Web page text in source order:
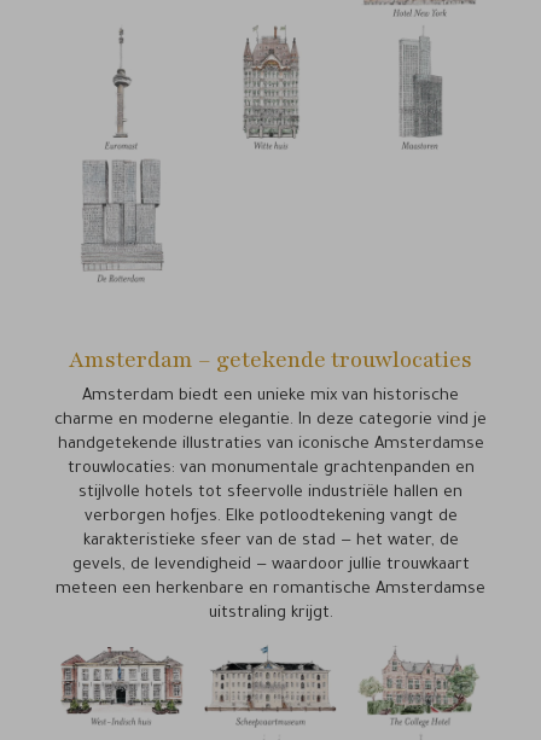
Amsterdam – getekende trouwlocaties
Amsterdam biedt een unieke mix van historische
charme en moderne elegantie. In deze categorie vind je
handgetekende illustraties van iconische Amsterdamse
trouwlocaties: van monumentale grachtenpanden en
stijlvolle hotels tot sfeervolle industriële hallen en
verborgen hofjes. Elke potloodtekening vangt de
karakteristieke sfeer van de stad — het water, de
gevels, de levendigheid — waardoor jullie trouwkaart
meteen een herkenbare en romantische Amsterdamse
uitstraling krijgt.